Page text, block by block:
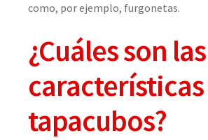
como, por ejemplo, furgonetas.
¿Cuáles son las
tapacubos?